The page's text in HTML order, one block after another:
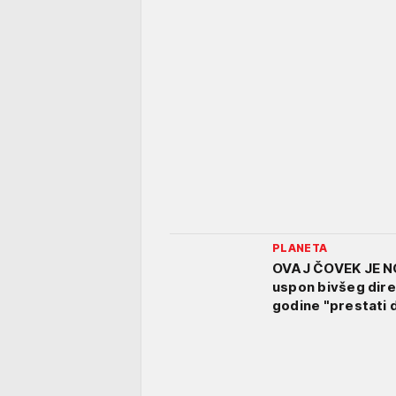
PLANETA
OVAJ ČOVEK JE
uspon bivšeg
godine "prestati